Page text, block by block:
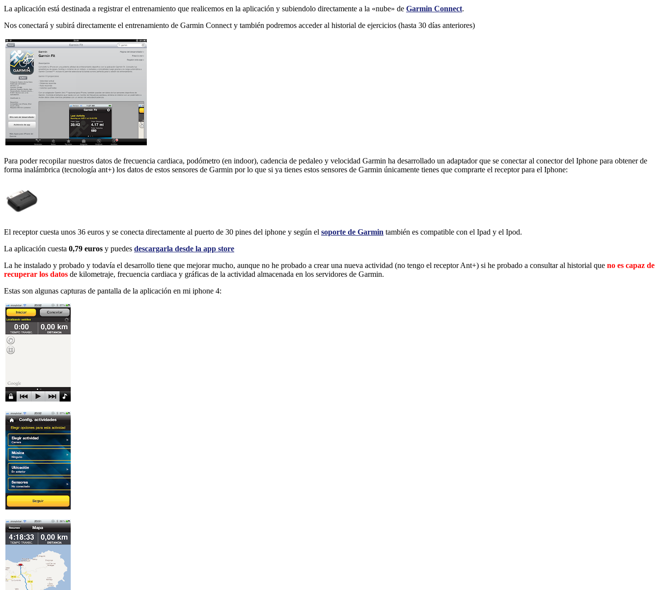
La aplicación está destinada a registrar el entrenamiento que realicemos en la aplicación y subiendolo directamente a la «nube» de Garmin Connect.
Nos conectará y subirá directamente el entrenamiento de Garmin Connect y también podremos acceder al historial de ejercicios (hasta 30 días anteriores)
Para poder recopilar nuestros datos de frecuencia cardiaca, podómetro (en indoor), cadencia de pedaleo y velocidad Garmin ha desarrollado un adaptador que se conectar al conector del Iphone para obtener de
forma inalámbrica (tecnología ant+) los datos de estos sensores de Garmin por lo que si ya tienes estos sensores de Garmin únicamente tienes que comprarte el receptor para el Iphone:
El receptor cuesta unos 36 euros y se conecta directamente al puerto de 30 pines del iphone y según el soporte de Garmin también es compatible con el Ipad y el Ipod.
La aplicación cuesta 0,79 euros y puedes descargarla desde la app store
La he instalado y probado y todavía el desarrollo tiene que mejorar mucho, aunque no he probado a crear una nueva actividad (no tengo el receptor Ant+) si he probado a consultar al historial que no es capaz de
recuperar los datos de kilometraje, frecuencia cardiaca y gráficas de la actividad almacenada en los servidores de Garmin.
Estas son algunas capturas de pantalla de la aplicación en mi iphone 4: